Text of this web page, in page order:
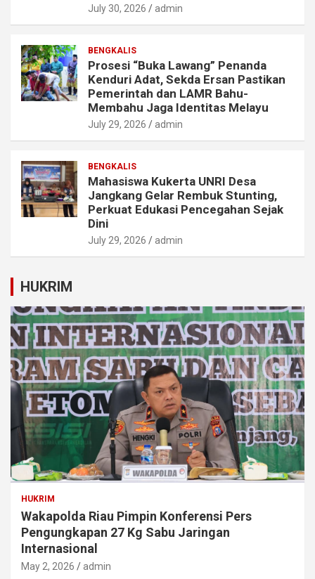
July 30, 2026 admin
BENGKALIS
Prosesi “Buka Lawang” Penanda
Kenduri Adat, Sekda Ersan Pastikan
Pemerintah dan LAMR Bahu-
Membahu Jaga Identitas Melayu
July 29, 2026 admin
BENGKALIS
Mahasiswa Kukerta UNRI Desa
Jangkang Gelar Rembuk Stunting,
Perkuat Edukasi Pencegahan Sejak
Dini
July 29, 2026 admin
HUKRIM
HUKRIM
Wakapolda Riau Pimpin Konferensi Pers
Pengungkapan 27 Kg Sabu Jaringan
Internasional
May 2, 2026 admin